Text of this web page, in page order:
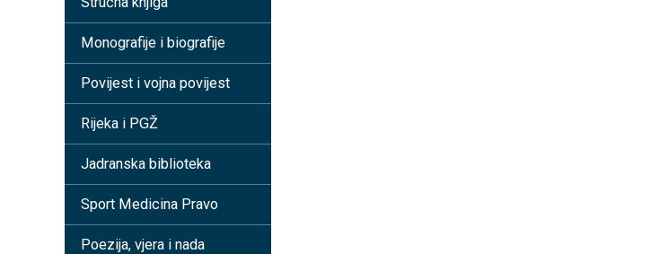
Monografije i biografije
Povijest i vojna povijest
Rijeka i PGŽ
Jadranska biblioteka
Sport Medicina Pravo
Poezija, vjera i nada